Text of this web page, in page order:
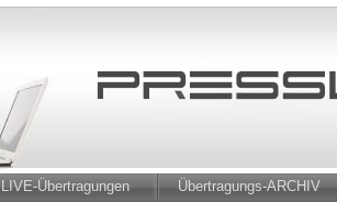
LIVE-Übertragungen Übertragungs-ARCHIV